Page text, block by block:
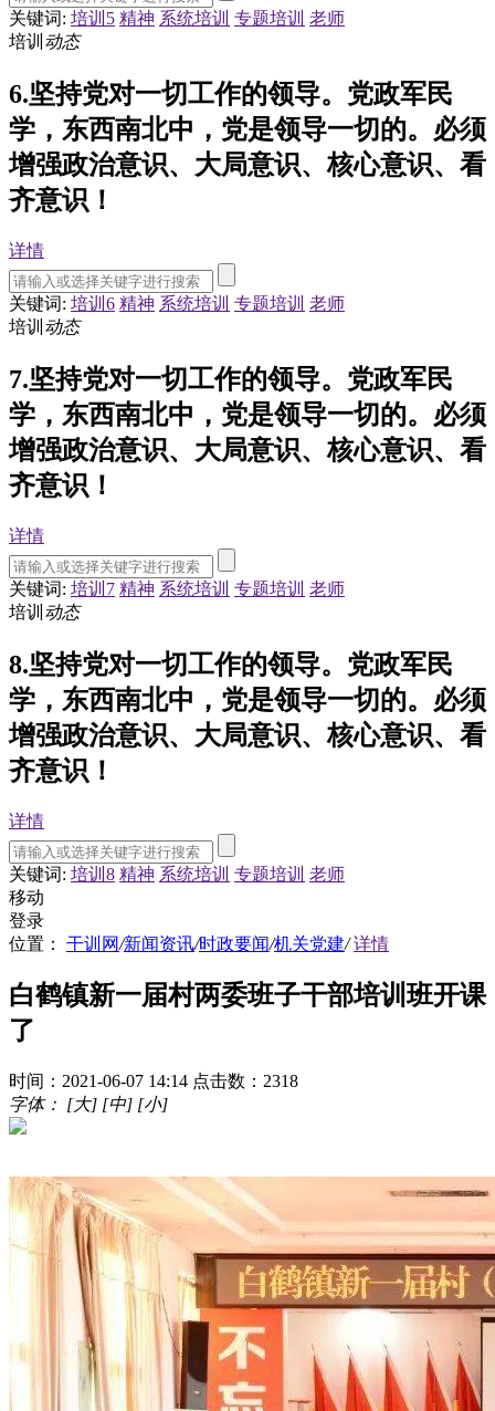
关键词: 培训5 精神 系统培训 专题培训 老师
培训 动态
6.坚持党对一切工作的领导。党政军民
学，东西南北中，党是领导一切的。必须
增强政治意识、大局意识、核心意识、看
齐意识！
详情
关键词: 培训6 精神 系统培训 专题培训 老师
培训 动态
7.坚持党对一切工作的领导。党政军民
学，东西南北中，党是领导一切的。必须
增强政治意识、大局意识、核心意识、看
齐意识！
详情
关键词: 培训7 精神 系统培训 专题培训 老师
培训 动态
8.坚持党对一切工作的领导。党政军民
学，东西南北中，党是领导一切的。必须
增强政治意识、大局意识、核心意识、看
齐意识！
详情
关键词: 培训8 精神 系统培训 专题培训 老师
移动
登录
位置：
干训网/新闻资讯/时政要闻/机关党建/ 详情
白鹤镇新一届村两委班子干部培训班开课
了
时间：2021-06-07 14:14 点击数：2318
字体： [大] [中] [小]